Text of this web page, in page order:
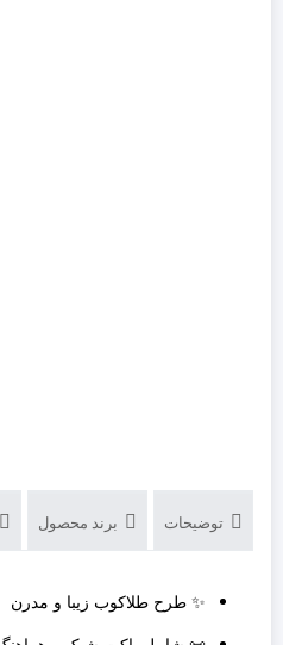
توضیحات برند محصول
✨ طرح طلاکوب زیبا و مدرن